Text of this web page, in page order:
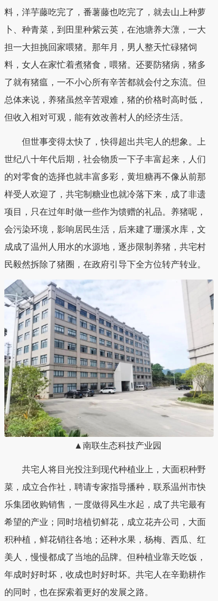
料，洋芋藤吃完了，番薯藤也吃完了，就去山上种萝
卜、种青菜，到田里种紫云英，在池塘养大薸，一大
担一大担挑回家喂猪。那年月，男人整天忙碌猪饲
料，女人在家忙着煮猪食，喂猪。还要防猪病，猪多
了就有猪瘟，一不小心所有辛苦都就会付之东流。但
总体来说，养猪虽然辛苦艰难，猪的价格时高时低，
但收入相对可观，能有效改善村人的经济生活。
但世事变得太快了，快得超出共宅人的想象。
上
世纪八十年代后期，社会物质一下子丰富起来，人们
的对零食的选择也就丰富多彩，黄坦糖再不像从前那
样受人欢迎了，共宅制糖业也就冷落下来，成了非遗
项目，只在过年时做一些作为馈赠的礼品。 养猪呢，
会污染环境，影响居民生活，后来建了珊溪水库，文
成成了温州人用水的水源地，逐步限制养猪，共宅村
民毅然拆除了猪圈，在政府引导下全方位转产转业。
▲南联生态科技产业园
共宅人将目光投注到现代种植业上，大面积种野
菜，成立合作社，聘请专家指导播种，联系温州市快
乐集团收购销售，一度做得风生水起，成了共宅最有
希望的产业；同时培植切鲜花，成立花卉公司，大面
积种植，鲜花销往各地；还种水果，杨梅、西瓜、红
美人，慢慢都成了当地的品牌。但种植业靠天吃饭，
年成时好时坏，收成也时好时坏。共宅人在辛勤耕作
的同时，也在探索着更好的发展之路。